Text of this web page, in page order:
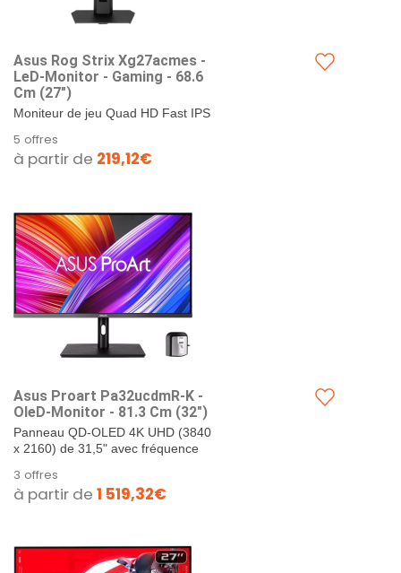
Asus Rog Strix Xg27acmes -
LeD-Monitor - Gaming - 68.6
Cm (27")
Moniteur de jeu Quad HD Fast IPS
rafraîchissement de 255 Hz et
temps de réponse de...
5 offres
à partir de 219,12€
Asus Proart Pa32ucdmR-K -
OleD-Monitor - 81.3 Cm (32")
Panneau QD-OLED 4K UHD (3840
x 2160) de 31,5" avec fréquence
temps de réponse de 0,1...
3 offres
à partir de 1 519,32€